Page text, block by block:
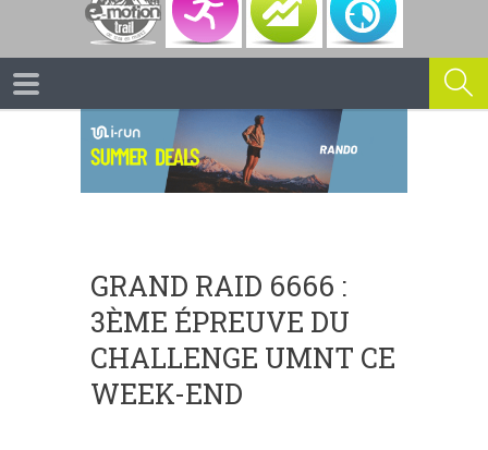
GRAND RAID 6666 :
3ÈME ÉPREUVE DU
CHALLENGE UMNT CE
WEEK-END